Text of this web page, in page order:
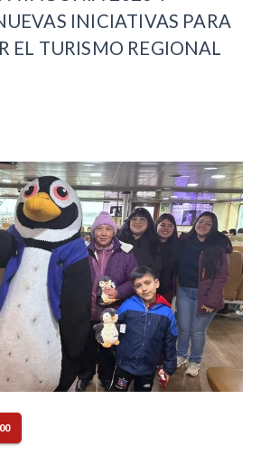
INICIATIVAS PARA
EL TURISMO REGIONAL